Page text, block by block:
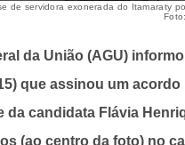
de servidora exonerada do Itamaraty
da União (AGU)
que assinou um acordo
da candidata Flávia
(ao centro da foto) no